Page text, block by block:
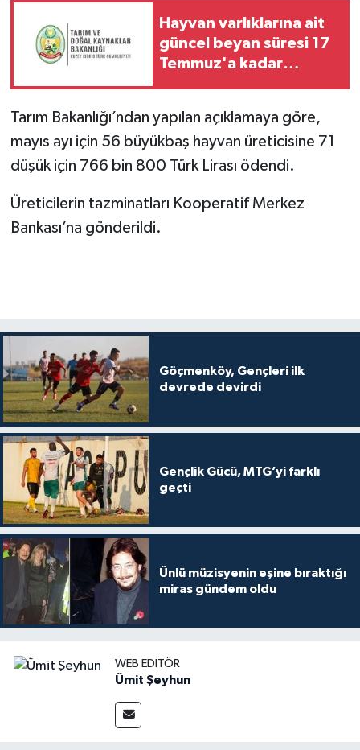
Hayvan varlıklarına ait
güncel beyan süresi 17
Temmuz'a kadar
Tarım Bakanlığı’ndan yapılan açıklamaya göre,
mayıs ayı için 56 büyükbaş hayvan üreticisine 71
düşük için 766 bin 800 Türk Lirası ödendi.
Üreticilerin tazminatları Kooperatif Merkez
Bankası’na gönderildi.
Göçmenköy, Gençleri ilk
devrede devirdi
Gençlik Gücü, MTG’yi farklı
geçti
Ünlü müzisyenin eşine bıraktığı
miras gündem oldu
WEB EDITÖR
Ümit Şeyhun